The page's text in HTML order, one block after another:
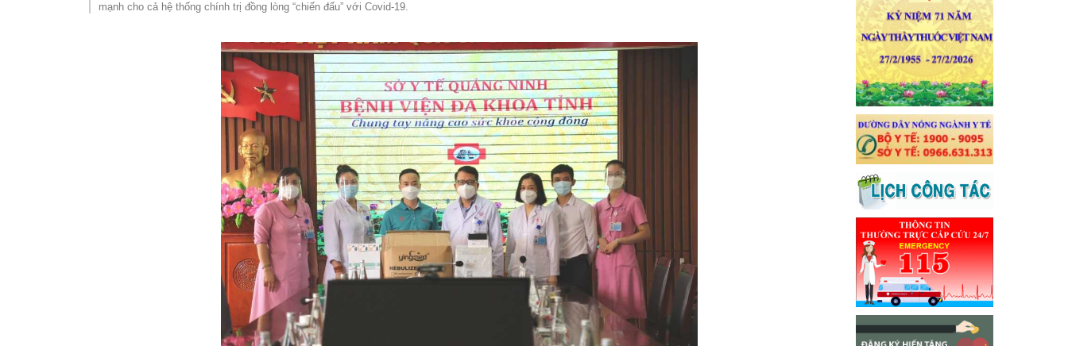
Nghiệp vụ Dược
Kế hoạch tài chính
Phòng Dân số và Phát triển
Phòng Bảo trợ xã hội và Trẻ em
Cơ quan, đơn vị trực thuộc
LỊCH SỬ Y TẾ QUẢNG NINH
QUY CHẾ LÀM VIỆC SỞ Y TẾ
Phòng chống tệ nạn xã hội
An toàn vệ sinh thực phẩm
Khám chữa bệnh
Dược và Mỹ phẩm
Phòng bệnh
Tài chính kế toán
Trang thiết bị y tế
Tổ chức cán bộ
Nghiên cứu KH & CNTT
mạnh cho cả hệ thống chính trị đồng lòng “chiến đấu” với Covid-19.